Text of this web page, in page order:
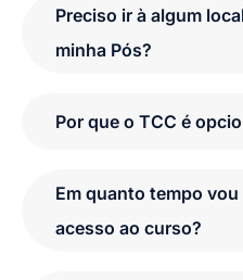
Preciso ir à algum
minha Pós?
Por que o TCC é
Em quanto tempo vou
acesso ao curso?